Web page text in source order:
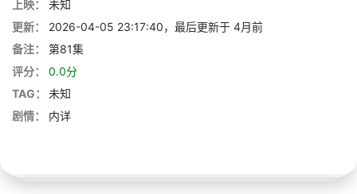
上映：
未知
更新：
2026-04-05 23:17:40，最后更新于 4月前
备注：
第81集
评分：
0.0分
TAG：
未知
剧情：
内详